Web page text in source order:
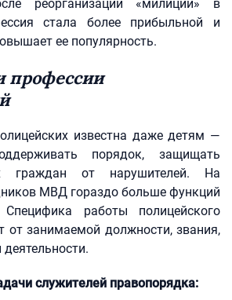
реорганизации «милиции» в
стала более прибыльной и
ее популярность.
профессии
известна даже детям —
порядок, защищать
граждан от нарушителей. На
МВД гораздо больше функций
работы полицейского
от занимаемой должности, звания,
служителей правопорядка: